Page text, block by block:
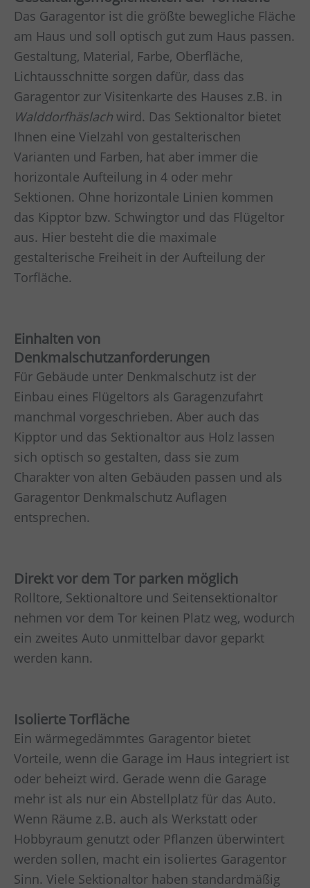
Das Garagentor ist die größte bewegliche Fläche
am Haus und soll optisch gut zum Haus passen.
Gestaltung, Material, Farbe, Oberfläche,
Lichtausschnitte sorgen dafür, dass das
Garagentor zur Visitenkarte des Hauses z.B. in
Walddorfhäslach wird. Das Sektionaltor bietet
Ihnen eine Vielzahl von gestalterischen
Varianten und Farben, hat aber immer die
horizontale Aufteilung in 4 oder mehr
Sektionen. Ohne horizontale Linien kommen
das Kipptor bzw. Schwingtor und das Flügeltor
aus. Hier besteht die die maximale
gestalterische Freiheit in der Aufteilung der
Torfläche.
Einhalten von
Denkmalschutzanforderungen
Für Gebäude unter Denkmalschutz ist der
Einbau eines Flügeltors als Garagenzufahrt
manchmal vorgeschrieben. Aber auch das
Kipptor und das Sektionaltor aus Holz lassen
sich optisch so gestalten, dass sie zum
Charakter von alten Gebäuden passen und als
Garagentor Denkmalschutz Auflagen
entsprechen.
Direkt vor dem Tor parken möglich
Rolltore, Sektionaltore und Seitensektionaltor
nehmen vor dem Tor keinen Platz weg, wodurch
ein zweites Auto unmittelbar davor geparkt
werden kann.
Isolierte Torfläche
Ein wärmegedämmtes Garagentor bietet
Vorteile, wenn die Garage im Haus integriert ist
oder beheizt wird. Gerade wenn die Garage
mehr ist als nur ein Abstellplatz für das Auto.
Wenn Räume z.B. auch als Werkstatt oder
Hobbyraum genutzt oder Pflanzen überwintert
werden sollen, macht ein isoliertes Garagentor
Sinn. Viele Sektionaltor haben standardmäßig